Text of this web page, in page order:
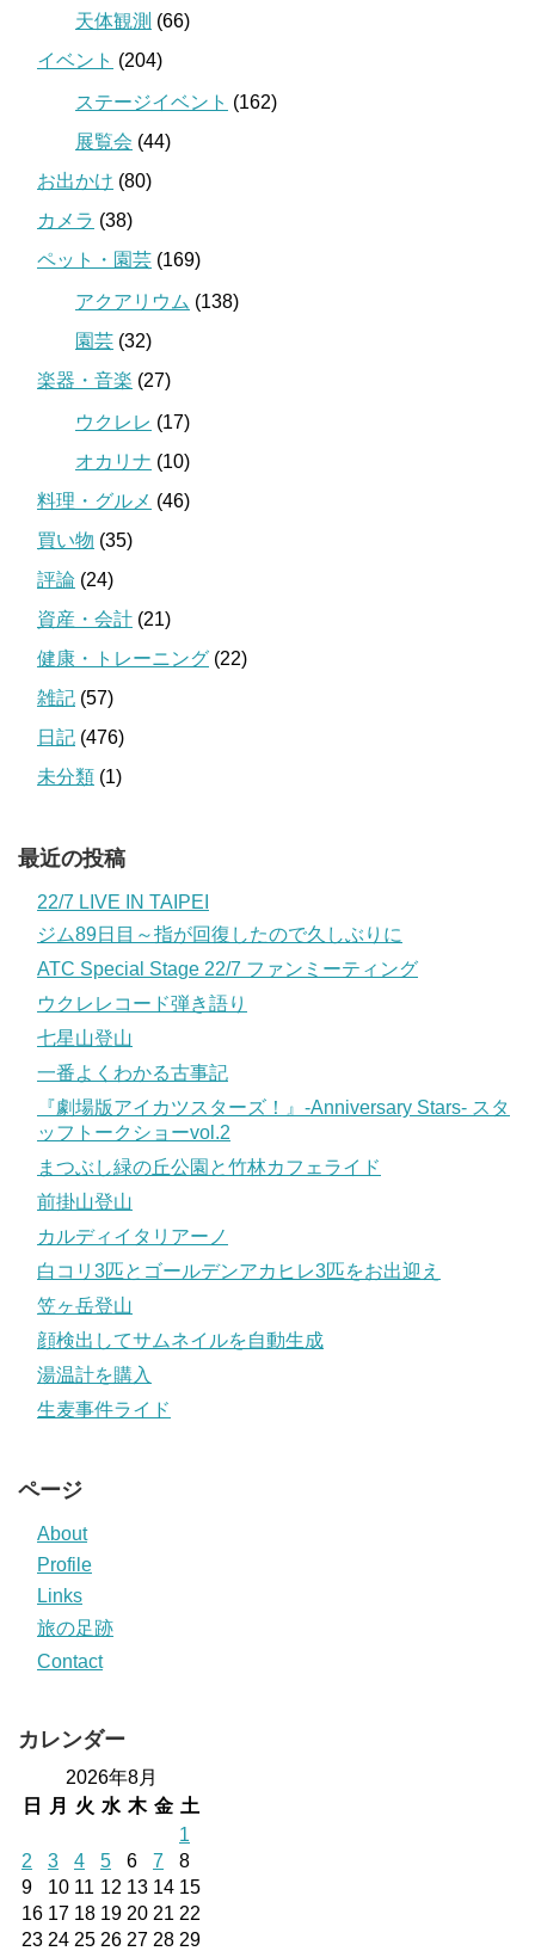
天体観測 (66)
イベント (204)
ステージイベント (162)
展覧会 (44)
お出かけ (80)
カメラ (38)
ペット・園芸 (169)
アクアリウム (138)
園芸 (32)
楽器・音楽 (27)
ウクレレ (17)
オカリナ (10)
料理・グルメ (46)
買い物 (35)
評論 (24)
資産・会計 (21)
健康・トレーニング (22)
雑記 (57)
日記 (476)
未分類 (1)
最近の投稿
22/7 LIVE IN TAIPEI
ジム89日目～指が回復したので久しぶりに
ATC Special Stage 22/7 ファンミーティング
ウクレレコード弾き語り
七星山登山
一番よくわかる古事記
『劇場版アイカツスターズ！』-Anniversary Stars- スタ
ッフトークショーvol.2
まつぶし緑の丘公園と竹林カフェライド
前掛山登山
カルディイタリアーノ
白コリ3匹とゴールデンアカヒレ3匹をお出迎え
笠ヶ岳登山
顔検出してサムネイルを自動生成
湯温計を購入
生麦事件ライド
ページ
About
Profile
Links
旅の足跡
Contact
カレンダー
2026年8月
日
月 火 水 木 金 土
1
2
3 4 5 6 7
8
9
10 11 12 13 14 15
16 17 18 19 20 21 22
23 24 25 26 27 28 29